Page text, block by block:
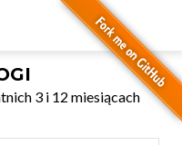
3 i 12 miesiącach